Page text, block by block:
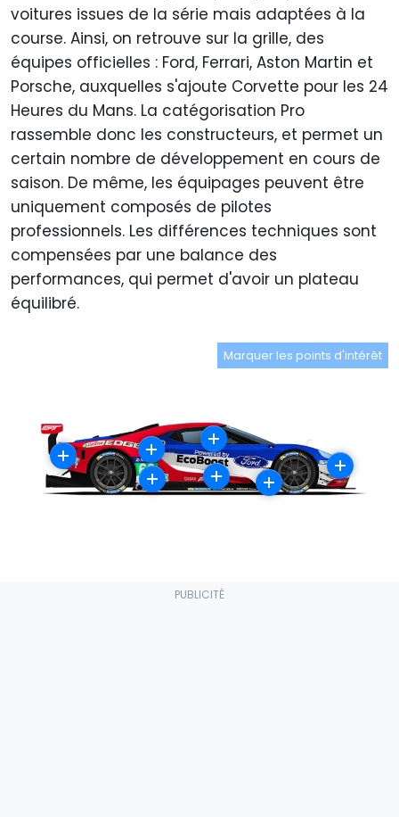
voitures issues de la série mais adaptées à la
course. Ainsi, on retrouve sur la grille, des
équipes officielles : Ford, Ferrari, Aston Martin et
Porsche, auxquelles s'ajoute Corvette pour les 24
Heures du Mans. La catégorisation Pro
rassemble donc les constructeurs, et permet un
certain nombre de développement en cours de
saison. De même, les équipages peuvent être
uniquement composés de pilotes
professionnels. Les différences techniques sont
compensées par une balance des
performances, qui permet d'avoir un plateau
équilibré.
Marquer les points d'intérêt